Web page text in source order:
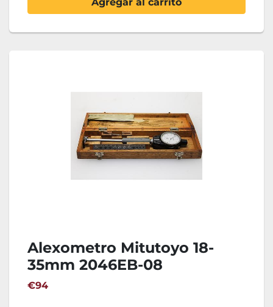
Alexometro Mitutoyo 18-
35mm 2046EB-08
€94